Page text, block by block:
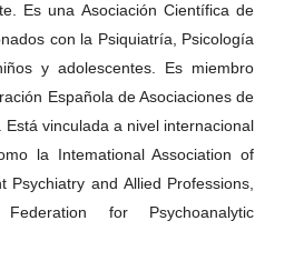
Es una Asociación Científica de
con la Psiquiatría, Psicología
y adolescentes. Es miembro
Española de Asociaciones de
Está vinculada a nivel internacional
la Intemational Association of
Psychiatry and Allied Professions,
for Psychoanalytic